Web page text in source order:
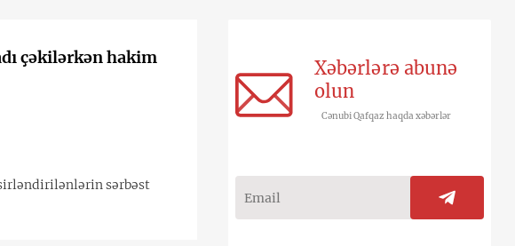
çəkilərkən hakim
sərbəst
Xəbərlərə abunə
olun
Cənubi Qafqaz haqda xəbərlər